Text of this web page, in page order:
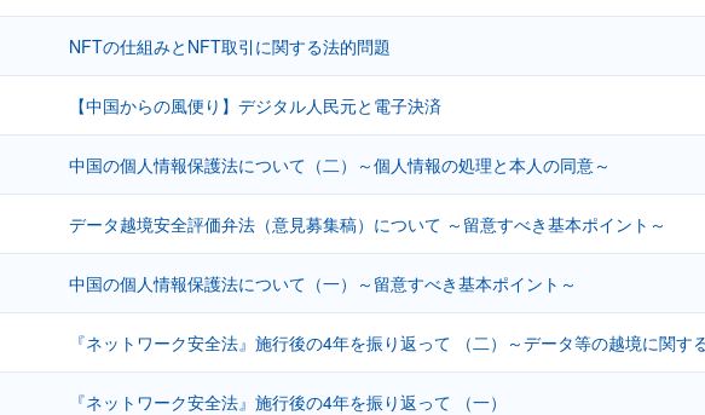
NFTの仕組みとNFT取引に関する法的問題
【中国からの風便り】デジタル人民元と電子決済
中国の個人情報保護法について（二）～個人情報の処理と本人の同意～
データ越境安全評価弁法（意見募集稿）について ～留意すべき基本ポイント～
中国の個人情報保護法について（一）～留意すべき基本ポイント～
『ネットワーク安全法』施行後の4年を振り返って （二）～データ等の越境に関す
『ネットワーク安全法』施行後の4年を振り返って （一）